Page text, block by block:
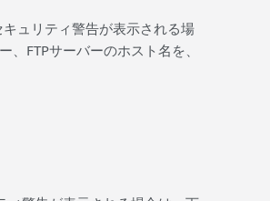
ュリティ警告が表示される場
FTPサーバーのホスト名を、